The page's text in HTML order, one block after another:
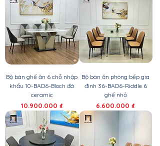
Bộ bàn ghế ăn 6 chỗ nhập
khẩu 10-BAD6-Bloch đá
ceramic
Giá
10.900.000 ₫
Bộ bàn ăn phòng bếp gia
đình 36-BAD6-Riddle 6
ghế nhỏ
Giá
6.600.000 ₫